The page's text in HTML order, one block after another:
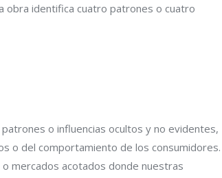
obra identifica cuatro patrones o cuatro
o influencias ocultos y no evidentes,
o del comportamiento de los consumidores.
mercados acotados donde nuestras